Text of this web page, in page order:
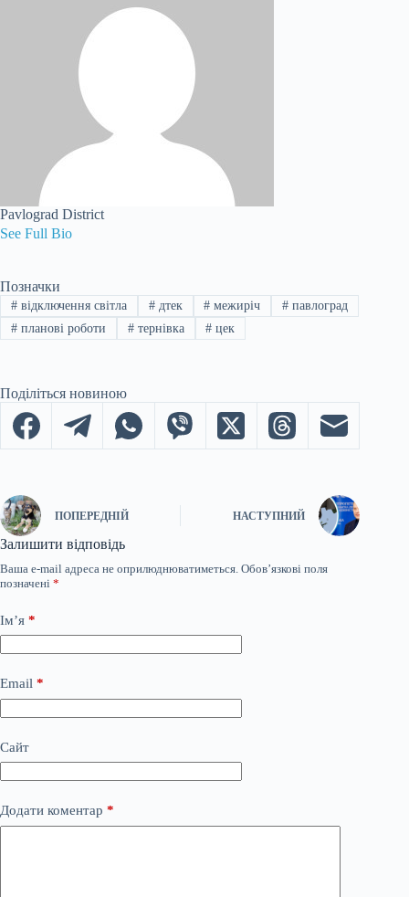
Pavlograd District
See Full Bio
Позначки
#відключення світла #дтек # межиріч # павлоград
#планові роботи #тернівка # цек
Поділіться новиною
ПОПЕРЕДНІЙ НАСТУПНИЙ
Залишити відповідь
Ваша e-mail адреса не оприлюднюватиметься. Обов’язкові поля
позначені *
Ім’я *
Email *
Сайт
Додати коментар *